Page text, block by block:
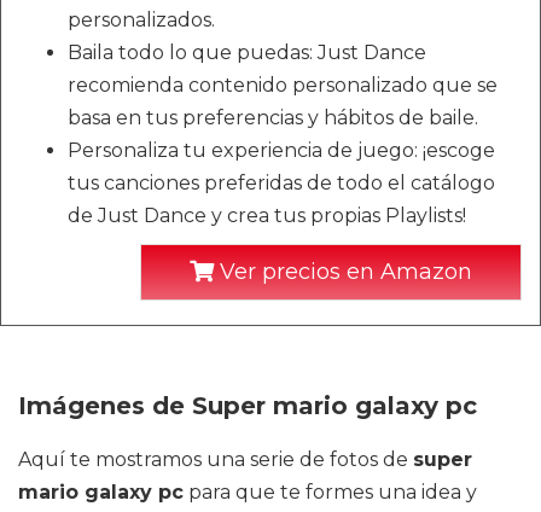
personalizados.
Baila todo lo que puedas: Just Dance
recomienda contenido personalizado que se
basa en tus preferencias y hábitos de baile.
Personaliza tu experiencia de juego: ¡escoge
tus canciones preferidas de todo el catálogo
de Just Dance y crea tus propias Playlists!
Ver precios en Amazon
Imágenes de Super mario galaxy pc
Aquí te mostramos una serie de fotos de super
mario galaxy pc para que te formes una idea y